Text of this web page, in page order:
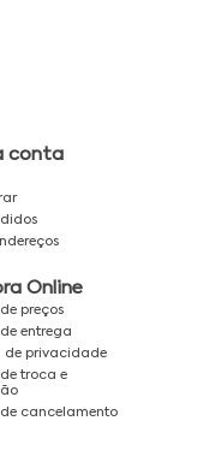
conta
Online
preços
entrega
de privacidade
troca e
cancelamento